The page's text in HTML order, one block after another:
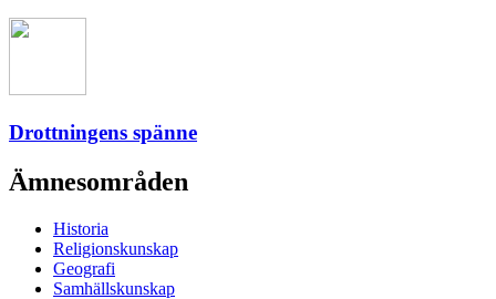
Drottningens spänne
Ämnesområden
Historia
Religionskunskap
Geografi
Samhällskunskap